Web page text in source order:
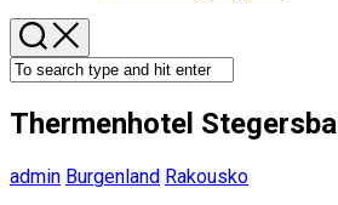
Thermenhotel
admin Burgenland Rakousko